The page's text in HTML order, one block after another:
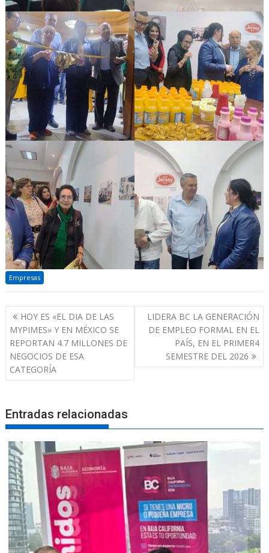
Empresas
Navegación
de
entradas
HOY ES «EL DIA DE LAS
MYPIMES» Y EN MÉXICO SE
REPORTAN 4.7 MILLONES DE
NEGOCIOS DE ESA
CATEGORÍA
LIDERA BC LA GENERACIÓN
DE EMPLEO FORMAL EN EL
PAÍS, EN EL PRIMER4
SEMESTRE DEL 2026
Entradas relacionadas